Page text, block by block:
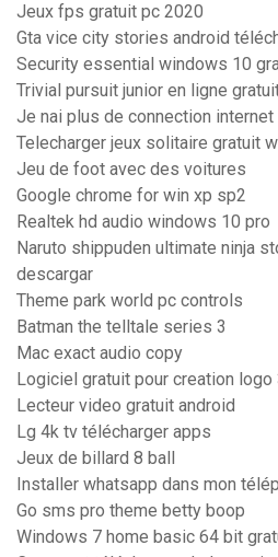
Jeux fps gratuit pc 2020
Gta vice city stories android
Security essential windows 10
Trivial pursuit junior en ligne
Je nai plus de connection internet
Telecharger jeux solitaire gratuit
Jeu de foot avec des voitures
Google chrome for win xp sp2
Realtek hd audio windows 10 pro
Naruto shippuden ultimate ninja
descargar
Theme park world pc controls
Batman the telltale series 3
Mac exact audio copy
Logiciel gratuit pour creation logo
Lecteur video gratuit android
Lg 4k tv télécharger apps
Jeux de billard 8 ball
Installer whatsapp dans mon
Go sms pro theme betty boop
Windows 7 home basic 64 bit